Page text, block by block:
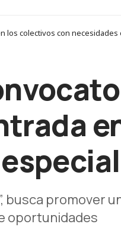
los colectivos con necesidades
busca promover
oportunidades